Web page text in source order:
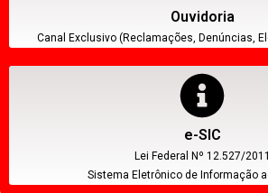
Ouvidoria
Canal Exclusivo (Reclamações, Denúncias,
e-SIC
Lei Federal Nº 12.527/2011
Sistema Eletrônico de Informação